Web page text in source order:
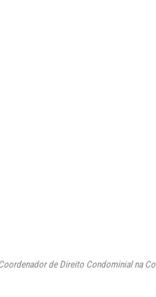
de Direito Condominial na